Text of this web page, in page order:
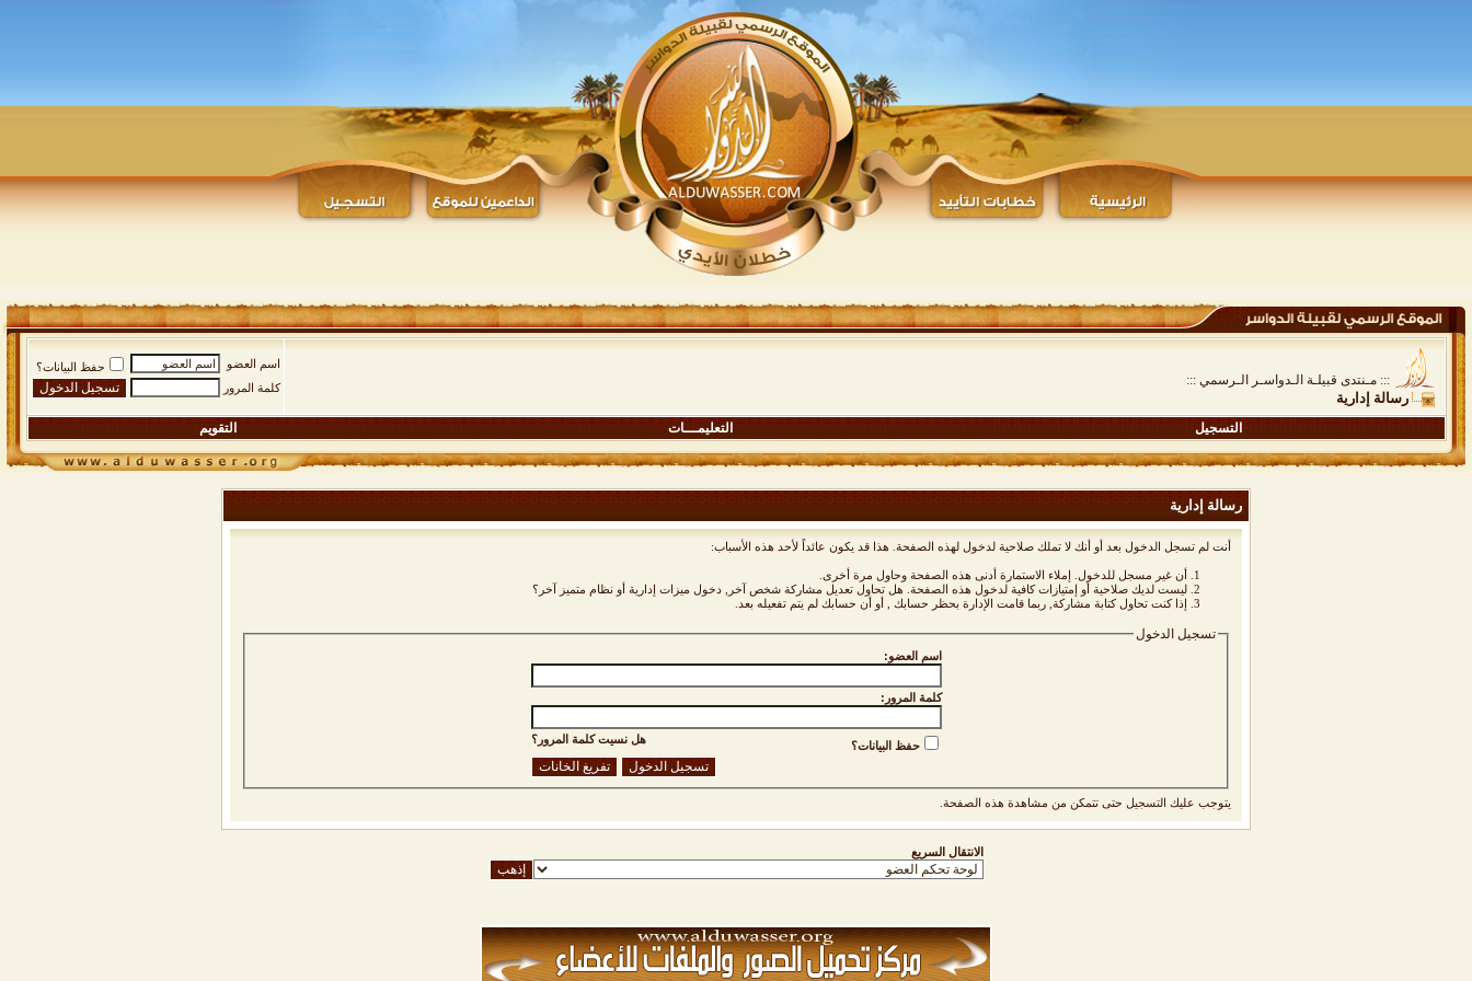
::: مـنتدى قبيلـة الـدواسـر الـرسمي :::
رسالة إدارية
اسم العضو
حفظ البيانات؟
كلمة المرور
التسجيل التعليمـــات التقويم
رسالة إدارية
أنت لم تسجل الدخول بعد أو أنك لا تملك صلاحية لدخول لهذه الصفحة. هذا قد يكون عائداً لأحد هذه الأسباب:
أن غير مسجل للدخول. إملاء الاستمارة أدنى هذه الصفحة وحاول مرة أخرى.
ليست لديك صلاحية أو إمتيازات كافية لدخول هذه الصفحة. هل تحاول تعديل مشاركة شخص آخر, دخول ميزات إدارية أو نظام متميز آخر؟
إذا كنت تحاول كتابة مشاركة, ربما قامت الإدارة بحظر حسابك , أو أن حسابك لم يتم تفعيله بعد.
تسجيل الدخول
اسم العضو:
كلمة المرور:
هل نسيت كلمة المرور؟ حفظ البيانات؟
يتوجب عليك التسجيل حتى تتمكن من مشاهدة هذه الصفحة.
الانتقال السريع